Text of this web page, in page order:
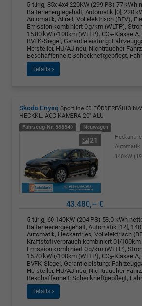
5-türig, 85x 4x4 220KW (299 PS) 77 kWh
Batterienergiegehalt, Automatik [0], 220
Automatik, Allrad, Vollelektrisch (BEV),
Emission kombiniert 0 g/km (WLTP),
15.80 kWh/100km (WLTP), CO₂-Klasse
BVFK-Siegel, Garantieleistung:
Hersteller, HU/AU neu, Nichtraucher-
Beschaffenheit: Scheckheftgepflegt,
Details »
Skoda Enyaq Sportline 60 FÖRDERFÄHIG
HECKKL. ACC KAMERA 20" ALU
Fahrzeug-Nr: 388340 Neuwagen
21
Automatik
140 kW
43.480,– €
5-türig, 60 140KW (204 PS) 58,0 kWh
Batterieenergiegehalt, Automatik [12], 140
Automatik, Heckantrieb, Vollelektrisch
Kraftstoffverbrauch kombiniert 0 l/100km
Emission kombiniert 0 g/km (WLTP),
15.70 kWh/100km (WLTP), CO₂-Klasse
BVFK-Siegel, Garantieleistung:
Hersteller, HU/AU neu, Nichtraucher-
Beschaffenheit: Scheckheftgepflegt,
Details »